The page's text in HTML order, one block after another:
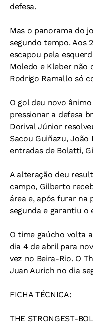
defesa.
Mas o panorama do
segundo tempo. Aos
escapou pela
Moledo e Kleber não
Rodrigo Ramallo só
O gol deu novo
pressionar a defesa
Dorival Júnior
Sacou Guiñazu,
entradas de Bolatti,
A alteração deu
campo, Gilberto
área e, após furar na
segunda e garantiu
O time gaúcho volta
dia 4 de abril para
vez no Beira-Rio. O
Juan Aurich no dia
FICHA TÉCNICA:
THE STRONGEST-